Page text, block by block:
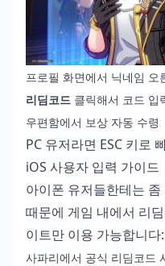
프로필 화면에서 닉네임 오
리딤코드 클릭해서 코드 입
우편함에서 보상 자동 수령
PC 유저라면 ESC 키로
iOS 사용자 입력 가이드
아이폰 유저들한테는
때문에 게임 내에서 리
이트만 이용 가능합니다:
사파리에서 공식 리딤코드